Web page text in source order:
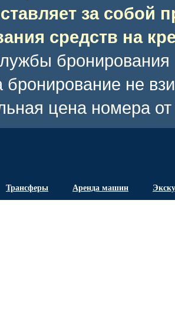
за собой
средств на
бронирование не
цена номера
Трансферы Аренда машин